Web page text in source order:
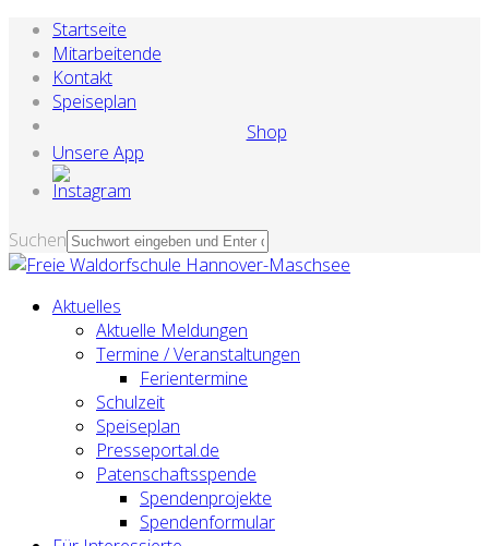
Startseite
Mitarbeitende
Kontakt
Speiseplan
Shop
Unsere App
Suchen
Aktuelles
Aktuelle Meldungen
Termine / Veranstaltungen
Ferientermine
Schulzeit
Speiseplan
Presseportal.de
Patenschaftsspende
Spendenprojekte
Spendenformular